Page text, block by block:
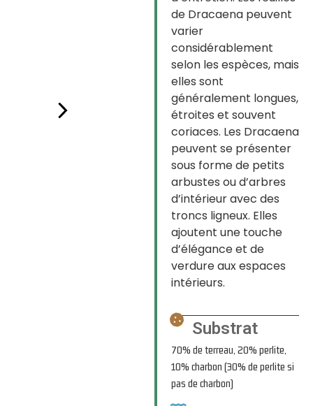
de Dracaena peuvent
varier
considérablement
selon les espèces, mais
elles sont
généralement longues,
étroites et souvent
coriaces. Les Dracaena
peuvent se présenter
sous forme de petits
arbustes ou d’arbres
d’intérieur avec des
troncs ligneux. Elles
ajoutent une touche
d’élégance et de
verdure aux espaces
intérieurs.
Substrat
70% de terreau, 20% perlite,
10% charbon (30% de perlite si
pas de charbon)